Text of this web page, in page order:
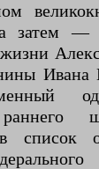
затем —
Ивана
список